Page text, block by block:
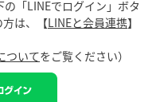
「LINEでログイン」ボタ
は、【LINEと会員連携】
ついてをご覧ください）